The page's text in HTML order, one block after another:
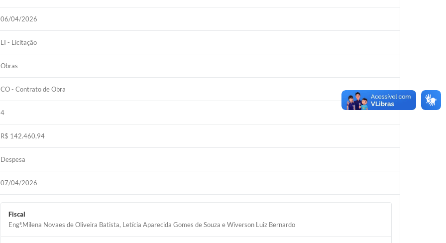
06/04/2026
LI - Licitação
Obras
CO - Contrato de Obra
4
R$ 142.460,94
Despesa
07/04/2026
Fiscal
Engª.Milena Novaes de Oliveira Batista, Letícia Aparecida Gomes de Souza e Wiverson Luiz Bernardo